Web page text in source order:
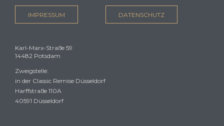
IMPRESSUM DATENSCHUTZ
Karl-Marx-Straße 59
14482 Potsdam
Zweigstelle:
in der Classic Remise Düsseldorf
Harffstraße 110A
40591 Düsseldorf